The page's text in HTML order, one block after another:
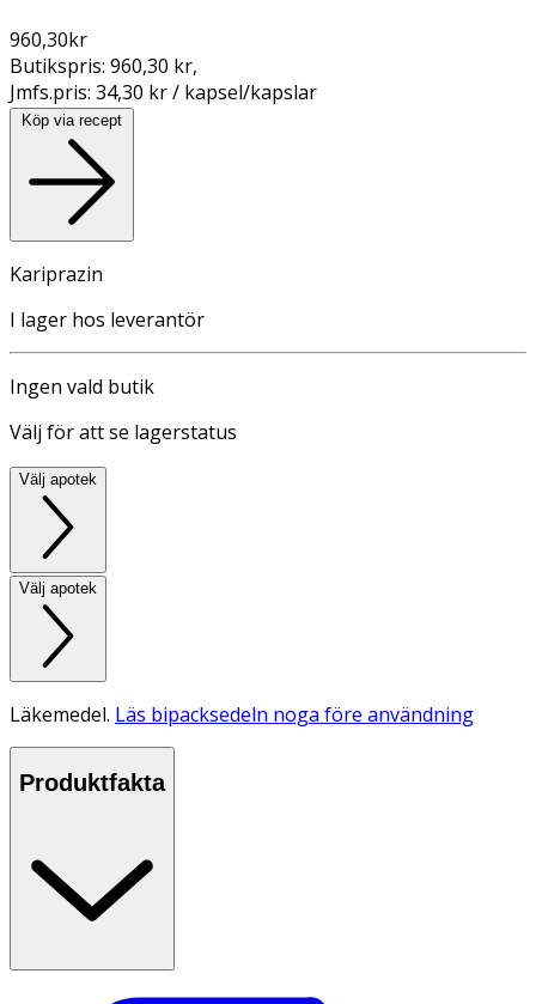
960,30kr
Butikspris: 960,30 kr,
Jmfs.pris: 34,30 kr / kapsel/kapslar
Köp via recept
Kariprazin
I lager hos leverantör
Ingen vald butik
Välj för att se lagerstatus
Välj apotek
Välj apotek
Läkemedel. Läs bipacksedeln noga före användning
Produktfakta